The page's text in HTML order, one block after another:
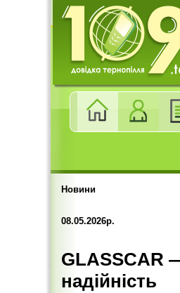
Новини
08.05.2026р.
GLASSCAR
надійність